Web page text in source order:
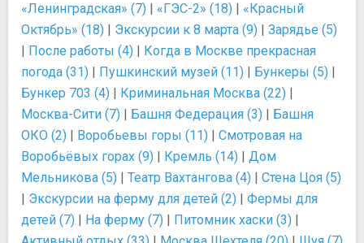
«Ленинградская» (7) | «ГЭС-2» (18) | «Красный
Октябрь» (18) | Экскурсии к 8 марта (9) | Зарядье (5)
| После работы (4) | Когда в Москве прекрасная
погода (31) | Пушкинский музей (11) | Бункеры (5) |
Бункер 703 (4) | Криминальная Москва (22) |
Москва-Сити (7) | Башня Федерация (3) | Башня
ОКО (2) | Воробьевы горы (11) | Смотровая на
Воробьёвых горах (9) | Кремль (14) | Дом
Мельникова (5) | Театр Вахтангова (4) | Стена Цоя (5)
| Экскурсии на ферму для детей (2) | Фермы для
детей (7) | На ферму (7) | Питомник хаски (3) |